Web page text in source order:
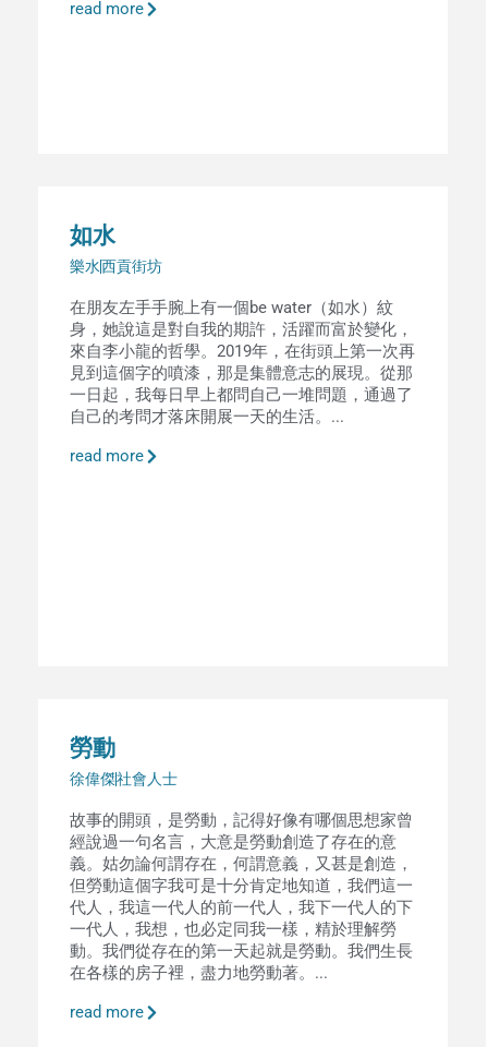
read more
如水
樂水西貢街坊
在朋友左手手腕上有一個be water（如水）紋
身，她說這是對自我的期許，活躍而富於變化，
來自李小龍的哲學。2019年，在街頭上第一次再
見到這個字的噴漆，那是集體意志的展現。從那
一日起，我每日早上都問自己一堆問題，通過了
自己的考問才落床開展一天的生活。...
read more
勞動
徐偉傑社會人士
故事的開頭，是勞動，記得好像有哪個思想家曾
經說過一句名言，大意是勞動創造了存在的意
義。姑勿論何謂存在，何謂意義，又甚是創造，
但勞動這個字我可是十分肯定地知道，我們這一
代人，我這一代人的前一代人，我下一代人的下
一代人，我想，也必定同我一樣，精於理解勞
動。我們從存在的第一天起就是勞動。我們生長
在各樣的房子裡，盡力地勞動著。...
read more